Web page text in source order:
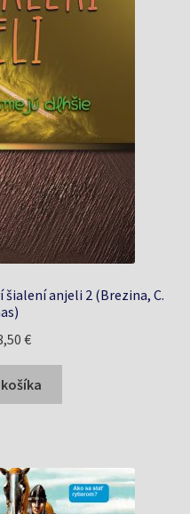
anjeli 2 (Brezina, C.
€.
€Aktuálna
je:
3,50 €.